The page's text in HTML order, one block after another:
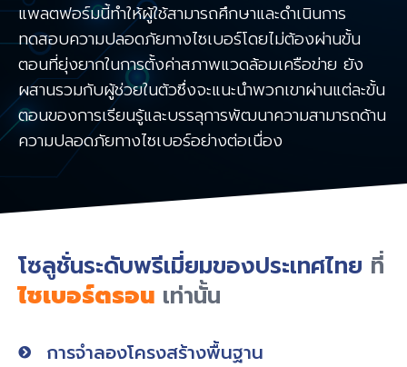
แพลตฟอร์มนี้ทำให้ผู้ใช้สามารถศึกษาและดำเนินการ
ทดสอบความปลอดภัยทางไซเบอร์โดยไม่ต้องผ่านขั้น
ตอนที่ยุ่งยากในการตั้งค่าสภาพแวดล้อมเครือข่าย ยัง
ผสานรวมกับผู้ช่วยในตัวซึ่งจะแนะนำพวกเขาผ่านแต่ละขั้น
ตอนของการเรียนรู้และบรรลุการพัฒนาความสามารถด้าน
ความปลอดภัยทางไซเบอร์อย่างต่อเนื่อง
โซลูชั่นระดับพรีเมี่ยมของประเทศไทย ที่
ไซเบอร์ตรอน เท่านั้น
การจำลองโครงสร้างพื้นฐาน